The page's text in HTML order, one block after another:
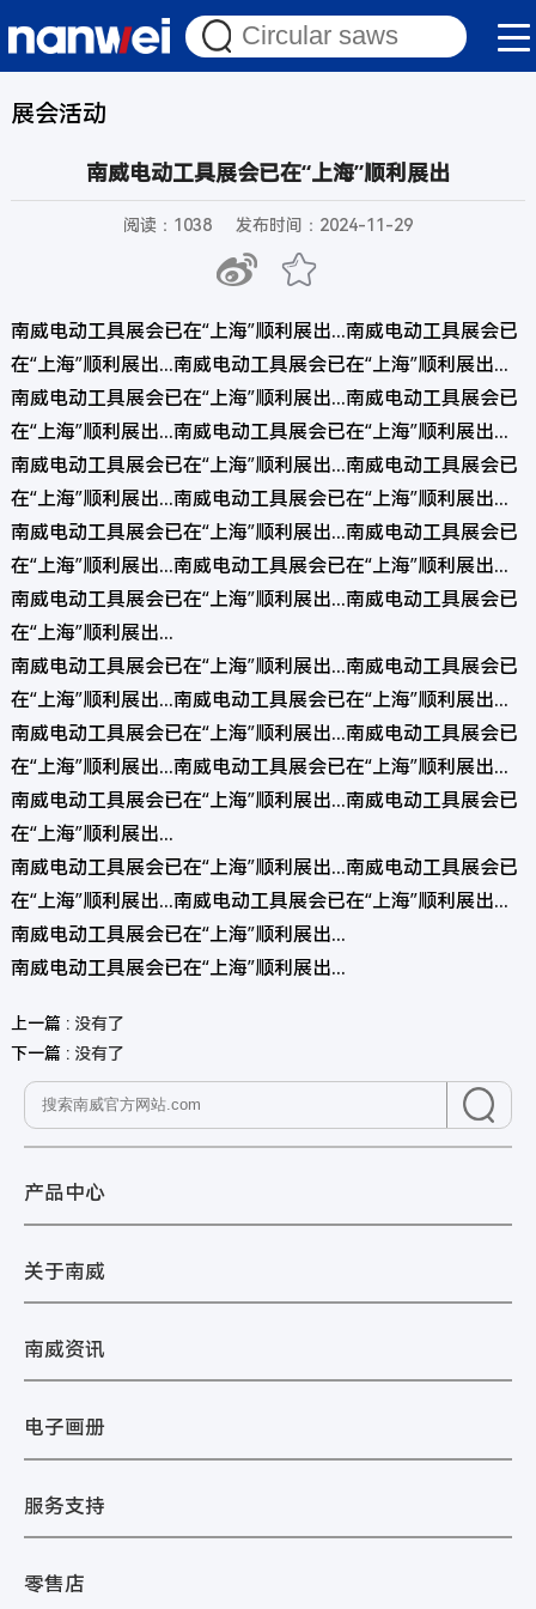
展会活动
南威电动工具展会已在“上海”顺利展出
阅读：1038 发布时间：2024-11-29
南威电动工具展会已在“上海”顺利展出...南威电动工具展会已
在“上海”顺利展出...南威电动工具展会已在“上海”顺利展出...
南威电动工具展会已在“上海”顺利展出...南威电动工具展会已
在“上海”顺利展出...南威电动工具展会已在“上海”顺利展出...
南威电动工具展会已在“上海”顺利展出...南威电动工具展会已
在“上海”顺利展出...南威电动工具展会已在“上海”顺利展出...
南威电动工具展会已在“上海”顺利展出...南威电动工具展会已
在“上海”顺利展出...南威电动工具展会已在“上海”顺利展出...
南威电动工具展会已在“上海”顺利展出...南威电动工具展会已
在“上海”顺利展出...
南威电动工具展会已在“上海”顺利展出...南威电动工具展会已
在“上海”顺利展出...南威电动工具展会已在“上海”顺利展出...
南威电动工具展会已在“上海”顺利展出...南威电动工具展会已
在“上海”顺利展出...南威电动工具展会已在“上海”顺利展出...
南威电动工具展会已在“上海”顺利展出...南威电动工具展会已
在“上海”顺利展出...
南威电动工具展会已在“上海”顺利展出...南威电动工具展会已
在“上海”顺利展出...南威电动工具展会已在“上海”顺利展出...
南威电动工具展会已在“上海”顺利展出...
南威电动工具展会已在“上海”顺利展出...
上一篇 : 没有了
下一篇 : 没有了
产品中心
关于南威
南威资讯
电子画册
服务支持
零售店